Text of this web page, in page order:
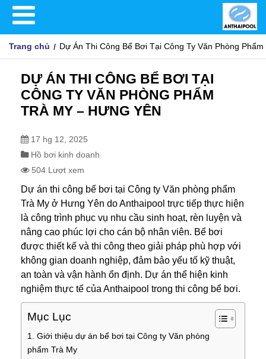
Trang chủ Dự Án Thi Công Bể Bơi Tại Công Ty Văn Phòng
DỰ ÁN THI CÔNG BỂ BƠI TẠI
CÔNG TY VĂN PHÒNG PHẨM
TRÀ MY – HƯNG YÊN
17 hg 12, 2025
Hồ bơi kinh doanh
504 Lượt xem
Dự án thi công bể bơi tại Công ty Văn phòng phẩm
Trà My ở Hưng Yên do Anthaipool trực tiếp thực hiện
là công trình phục vụ nhu cầu sinh hoạt, rèn luyện và
nâng cao phúc lợi cho cán bộ nhân viên. Bể bơi
được thiết kế và thi công theo giải pháp phù hợp với
không gian doanh nghiệp, đảm bảo yếu tố kỹ thuật,
an toàn và vận hành ổn định. Dự án thể hiện kinh
nghiệm thực tế của Anthaipool trong thi công bể bơi.
Mục Lục
1. Giới thiệu dự án bể bơi tại Công ty Văn phòng
phẩm Trà My